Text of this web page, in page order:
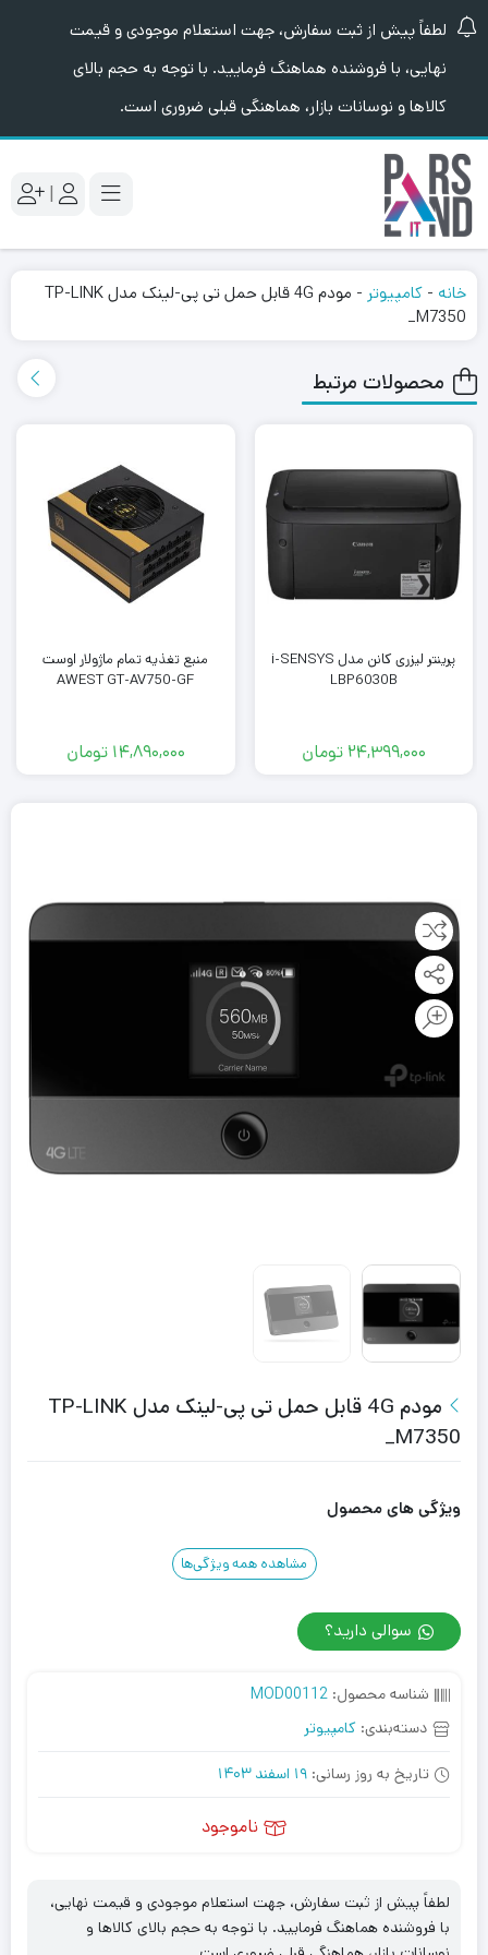
لطفاً پیش از ثبت سفارش، جهت استعلام موجودی و قیمت
نهایی، با فروشنده هماهنگ فرمایید. با توجه به حجم بالای
کالاها و نوسانات بازار، هماهنگی قبلی ضروری است.
|
خانه - کامپیوتر -
مودم 4G قابل حمل تی پی-لینک مدل TP-LINK
M7350_
محصولات مرتبط
پرینتر لیزری کانن مدل i-SENSYS
LBP6030B
24,399,000 تومان
منبع تغذیه تمام ماژولار اوست
AWEST GT-AV750-GF
14,890,000 تومان
مودم 4G قابل حمل تی پی-لینک مدل TP-LINK
M7350_
ویژگی های محصول
مشاهده همه ویژگی‌ها
سوالی دارید؟
شناسه محصول: MOD00112
دسته‌بندی: کامپیوتر
تاریخ به روز رسانی: 19 اسفند 1403
ناموجود
لطفاً پیش از ثبت سفارش، جهت استعلام موجودی و قیمت نهایی،
با فروشنده هماهنگ فرمایید. با توجه به حجم بالای کالاها و